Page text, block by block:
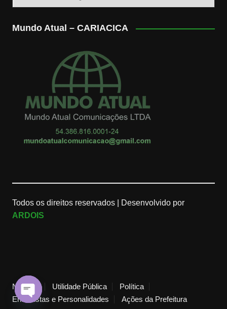
Mundo Atual – CARIACICA
Todos os direitos reservados |
Desenvolvido por
ARDOIS
Notícias Utilidade Pública
Política
Entrevistas e Personalidades
Ações da Prefeitura